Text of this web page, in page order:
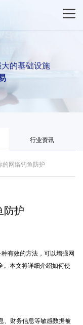
的基础设施
行业资讯
网络钓鱼防护
防护
有效的方法，可以增强网
。本文将详细介绍如何使
、财务信息等敏感数据被